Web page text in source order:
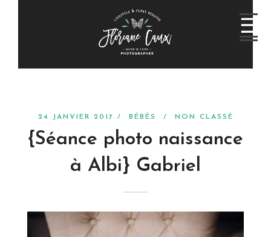
24 JANVIER 2017 / BÉBÉS / NON CLASSÉ
{Séance photo naissance
à Albi} Gabriel